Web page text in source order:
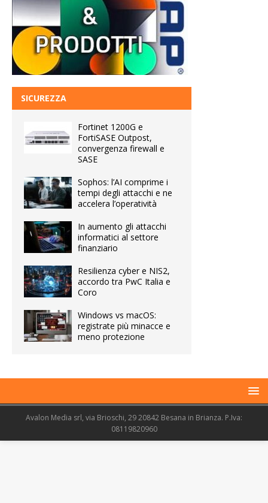
SICUREZZA
Fortinet 1200G e
FortiSASE Outpost,
convergenza firewall e
SASE
Sophos: l’AI comprime i
tempi degli attacchi e ne
accelera l’operatività
In aumento gli attacchi
informatici al settore
finanziario
Resilienza cyber e NIS2,
accordo tra PwC Italia e
Coro
Windows vs macOS:
registrate più minacce e
meno protezione
Avalon Media srl, via Brioschi, 29 20842 Besana in Brianza. P.Iva:
08119820960